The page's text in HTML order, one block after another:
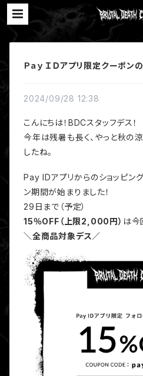
Ｐａｙ ＩＤアプリ限定クーポン
2024/09/28 12:38
こんにちは！BDCスタッフデス！
今年は残暑も長く、やっと秋の
したね。
Pay IDアプリからのショッピン
ン期間が始まりました！
29日まで（予定）
15％OFF（上限2,000円） は今
＼全商品対象デス／